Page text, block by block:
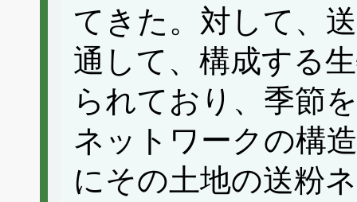
てきた。対して、
通して、構成する
られており、季節
ネットワークの構
にその土地の送粉